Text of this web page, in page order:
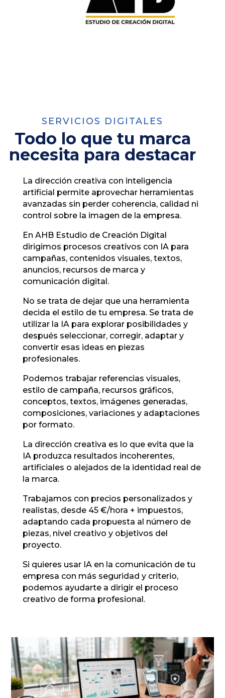
SERVICIOS DIGITALES
Todo lo que tu marca
necesita para destacar
La dirección creativa con inteligencia
artificial permite aprovechar herramientas
avanzadas sin perder coherencia, calidad ni
control sobre la imagen de la empresa.
En AHB Estudio de Creación Digital
dirigimos procesos creativos con IA para
campañas, contenidos visuales, textos,
anuncios, recursos de marca y
comunicación digital.
No se trata de dejar que una herramienta
decida el estilo de tu empresa. Se trata de
utilizar la IA para explorar posibilidades y
después seleccionar, corregir, adaptar y
convertir esas ideas en piezas
profesionales.
Podemos trabajar referencias visuales,
estilo de campaña, recursos gráficos,
conceptos, textos, imágenes generadas,
composiciones, variaciones y adaptaciones
por formato.
La dirección creativa es lo que evita que la
IA produzca resultados incoherentes,
artificiales o alejados de la identidad real de
la marca.
Trabajamos con precios personalizados y
realistas, desde 45 €/hora + impuestos,
adaptando cada propuesta al número de
piezas, nivel creativo y objetivos del
proyecto.
Si quieres usar IA en la comunicación de tu
empresa con más seguridad y criterio,
podemos ayudarte a dirigir el proceso
creativo de forma profesional.